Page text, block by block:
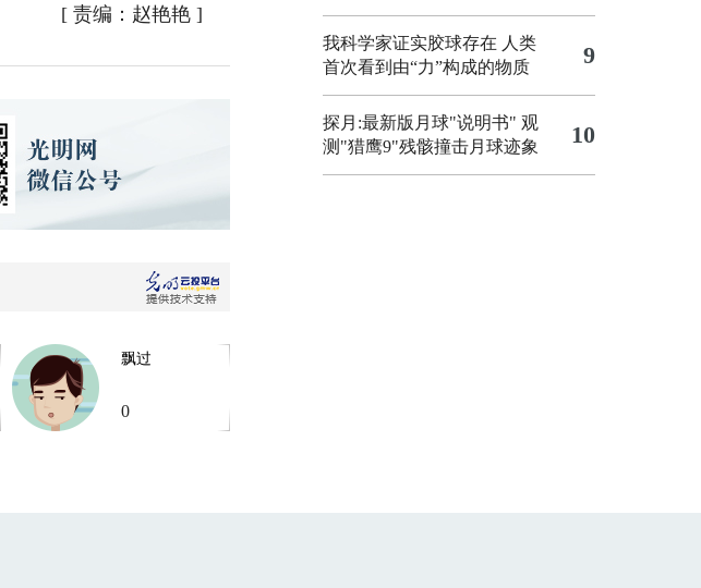
[ 责编：赵艳艳 ]
飘过
0
我科学家证实胶球存在 人类
首次看到由“力”构成的物质
9
探月:最新版月球"说明书" 观
测"猎鹰9"残骸撞击月球迹象
10